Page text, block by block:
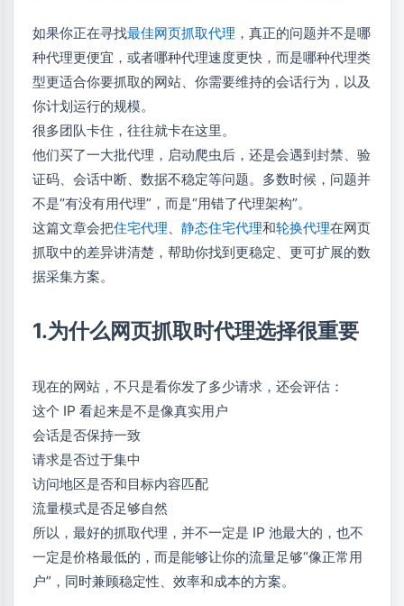
如果你正在寻找最佳网页抓取代理 ，真正的问题并不是哪
种代理更便宜，或者哪种代理速度更快，而是哪种代理类
型更适合你要抓取的网站、你需要维持的会话行为，以及
你计划运行的规模。
很多团队卡住，往往就卡在这里。
他们买了一大批代理，启动爬虫后，还是会遇到封禁、验
证码、会话中断、数据不稳定等问题。多数时候，问题并
不是“有没有用代理”，而是“用错了代理架构”。
这篇文章会把住宅代理、 静态住宅代理和轮换代理在网页
抓取中的差异讲清楚，帮助你找到更稳定、更可扩展的数
据采集方案。
1.为什么网页抓取时代理选择很重要
现在的网站，不只是看你发了多少请求，还会评估：
这个 IP 看起来是不是像真实用户
会话是否保持一致
请求是否过于集中
访问地区是否和目标内容匹配
流量模式是否足够自然
所以，最好的抓取代理，并不一定是 IP 池最大的，也不
一定是价格最低的，而是能够让你的流量足够“像正常用
户”，同时兼顾稳定性、效率和成本的方案。